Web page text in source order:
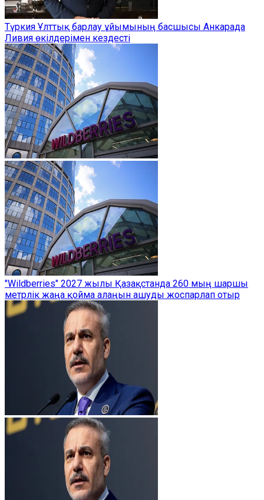
Түркия Ұлттық барлау ұйымының басшысы Анкарада
Ливия өкілдерімен кездесті
"Wildberries" 2027 жылы Қазақстанда 260 мың шаршы
метрлік жаңа қойма алаңын ашуды жоспарлап отыр